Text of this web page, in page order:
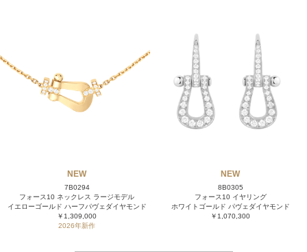
NEW
7B0294
フォース10 ネックレス ラージモデル
イエローゴールド ハーフパヴェダイヤモンド
￥1,309,000
2026年新作
NEW
8B0305
フォース10 イヤリング
ホワイトゴールド パヴェダイヤモンド
￥1,070,300